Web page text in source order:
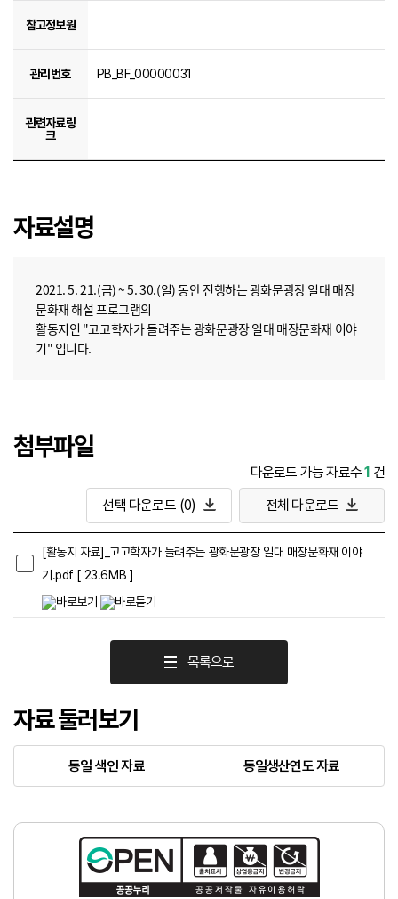
참고정보원
관리번호 PB_BF_00000031
관련자료링
크
자료설명
2021. 5. 21.(금) ~ 5. 30.(일) 동안 진행하는 광화문광장 일대 매장
문화재 해설 프로그램의
활동지인 "고고학자가 들려주는 광화문광장 일대 매장문화재 이야
기" 입니다.
첨부파일
다운로드 가능 자료수1 건
선택 다운로드 (0) 전체 다운로드
[활동지 자료]_고고학자가 들려주는 광화문광장 일대 매장문화재 이야
기.pdf [ 23.6MB ]
목록으로
자료 둘러보기
동일 색인 자료 동일생산연도 자료